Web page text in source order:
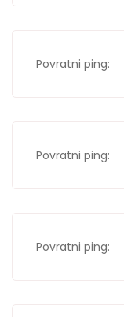
Povratni ping:
Povratni ping:
Povratni ping: